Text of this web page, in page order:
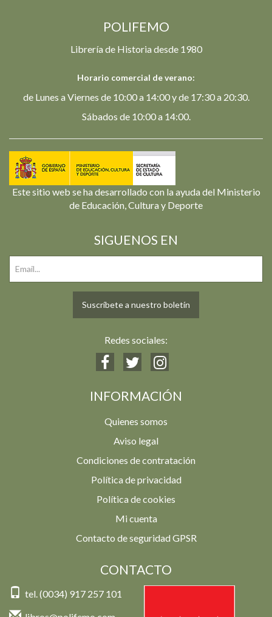
POLIFEMO
Librería de Historia desde 1980
Horario comercial de verano:
de Lunes a Viernes de 10:00 a 14:00 y de 17:30 a 20:30.
Sábados de 10:00 a 14:00.
Este sitio web se ha desarrollado con la ayuda del Ministerio
de Educación, Cultura y Deporte
SIGUENOS EN
Suscríbete a nuestro boletín
Redes sociales:
INFORMACIÓN
Quienes somos
Aviso legal
Condiciones de contratación
Política de privacidad
Política de cookies
Mi cuenta
Contacto de seguridad GPSR
CONTACTO
tel. (0034) 917 257 101